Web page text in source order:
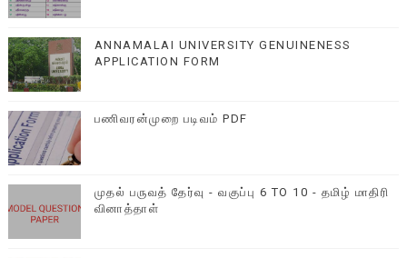
ANNAMALAI UNIVERSITY GENUINENESS
APPLICATION FORM
பணிவரன்முறை படிவம் PDF
முதல் பருவத் தேர்வு - வகுப்பு 6 TO 10 - தமிழ் மாதிரி
வினாத்தாள்